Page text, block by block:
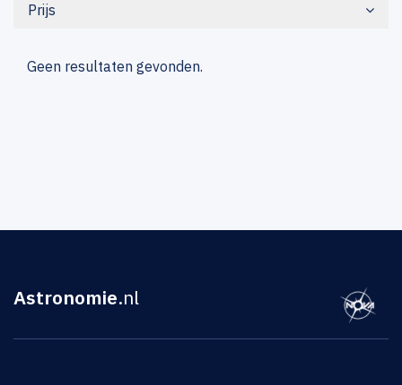
Prijs
Geen resultaten gevonden.
Astronomie.nl